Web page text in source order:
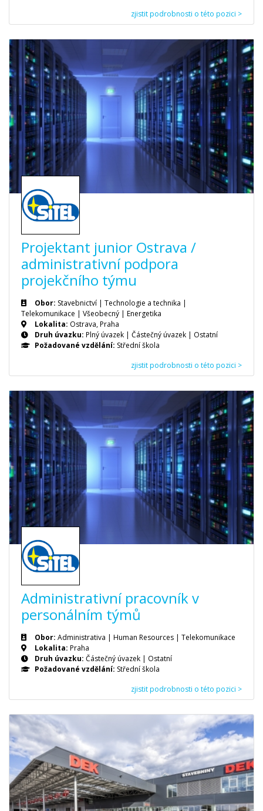
zjistit podrobnosti o této pozici >
Projektant junior Ostrava /
administrativní podpora
projekčního týmu
Obor: Stavebnictví | Technologie a technika |
Telekomunikace | Všeobecný | Energetika
Lokalita: Ostrava, Praha
Druh úvazku: Plný úvazek | Částečný úvazek | Ostatní
Požadované vzdělání: Střední škola
zjistit podrobnosti o této pozici >
Administrativní pracovník v
personálním týmů
Obor: Administrativa | Human Resources | Telekomunikace
Lokalita: Praha
Druh úvazku: Částečný úvazek | Ostatní
Požadované vzdělání: Střední škola
zjistit podrobnosti o této pozici >